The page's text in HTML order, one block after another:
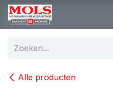
Overslaan naar inhoud
Alle producten